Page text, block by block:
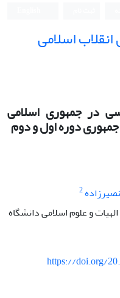
اسلامی
در جمهوری اسلامی
جمهوری دوره اول و دوم
2
و علوم اسلامی دانشگاه
https://doi.org/